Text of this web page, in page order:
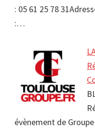
: 05 61 25 78
:…
évènement de